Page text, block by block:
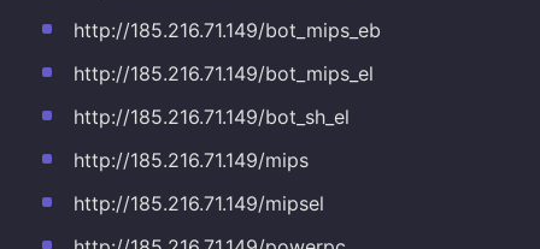
http://185.216.71.149/bot_mips_eb
http://185.216.71.149/bot_mips_el
http://185.216.71.149/bot_sh_el
http://185.216.71.149/mips
http://185.216.71.149/mipsel